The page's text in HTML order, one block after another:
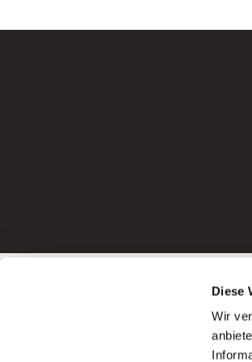
Diese
Wir
Garitz Bewirtschaftungsbetriebe GmbH